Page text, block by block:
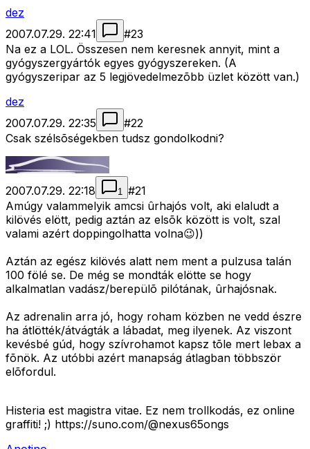
dez
2007.07.29. 22:41
#23
Na ez a LOL. Összesen nem keresnek annyit, mint a
gyógyszergyártók egyes gyógyszereken. (A
gyógyszeripar az 5 legjövedelmezõbb üzlet között van.)
dez
2007.07.29. 22:35
#22
Csak szélsõségekben tudsz gondolkodni?
2007.07.29. 22:18 1 #21
Amúgy valammelyik amcsi ûrhajós volt, aki elaludt a
kilövés elött, pedig aztán az elsõk között is volt, szal
valami azért doppingolhatta volna😉))
Aztán az egész kilövés alatt nem ment a pulzusa talán
100 fölé se. De még se mondták elötte se hogy
alkalmatlan vadász/berepülõ pilótának, ûrhajósnak.
Az adrenalin arra jó, hogy roham közben ne vedd észre
ha átlötték/átvágták a lábadat, meg ilyenek. Az viszont
kevésbé gúd, hogy szívrohamot kapsz tõle mert lebax a
fõnök. Az utóbbi azért manapság átlagban többször
elõfordul.
Histeria est magistra vitae. Ez nem trollkodás, ez online
graffiti! ;) https://suno.com/@nexus65ongs